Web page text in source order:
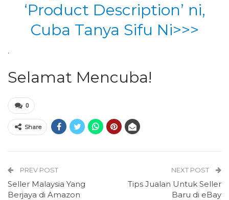
‘Product Description’ ni,
Cuba Tanya Sifu Ni>>>
.
Selamat Mencuba!
0
Share
PREV POST
Seller Malaysia Yang
Berjaya di Amazon
NEXT POST
Tips Jualan Untuk Seller
Baru di eBay